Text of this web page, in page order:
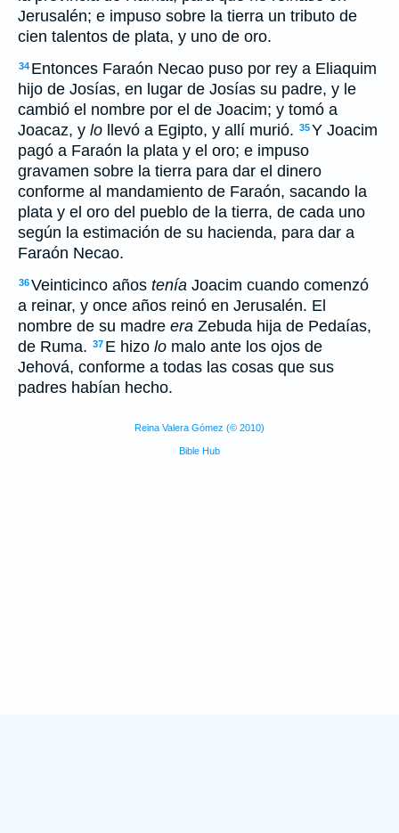
Jerusalén; e impuso sobre la tierra un tributo de
cien talentos de plata, y uno de oro.
34 Entonces Faraón Necao puso por rey a Eliaquim
hijo de Josías, en lugar de Josías su padre, y le
cambió el nombre por el de Joacim; y tomó a
Joacaz, y lo llevó a Egipto, y allí murió. 35Y Joacim
pagó a Faraón la plata y el oro; e impuso
gravamen sobre la tierra para dar el dinero
conforme al mandamiento de Faraón, sacando la
plata y el oro del pueblo de la tierra, de cada uno
según la estimación de su hacienda, para dar a
Faraón Necao.
36Veinticinco años tenía Joacim cuando comenzó
a reinar, y once años reinó en Jerusalén. El
nombre de su madre era Zebuda hija de Pedaías,
de Ruma. 37 E hizo lo malo ante los ojos de
Jehová, conforme a todas las cosas que sus
padres habían hecho.
Reina Valera Gómez (© 2010)
Bible Hub